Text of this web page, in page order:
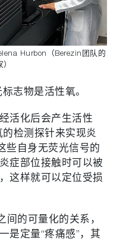
Hurbon（Berezin团队的
志物是活性氧。
活化后会产生活性
检测探针来实现炎
些自身无荧光信号的
症部位接触时可以被
这样就可以定位受损
间的可量化的关系，
是定量“疼痛感”，其